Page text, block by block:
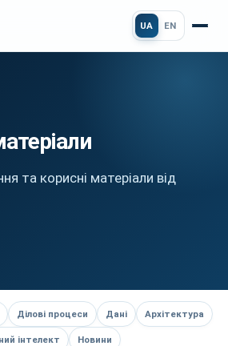
UA EN
та корисні матеріали від
Ділові процеси Дані Архітектура
інтелект Новини